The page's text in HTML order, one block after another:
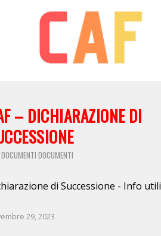
– DICHIARAZIONE DI
DOCUMENTI DOCUMENTI
di Successione - Info utili
29, 2023